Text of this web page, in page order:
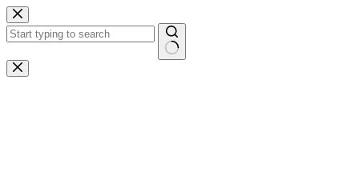
Zum
Inhalt
springen
Keine
Ergebnisse